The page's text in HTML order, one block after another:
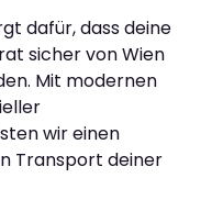
dafür, dass deine
sicher von Wien
Mit modernen
wir einen
Transport deiner